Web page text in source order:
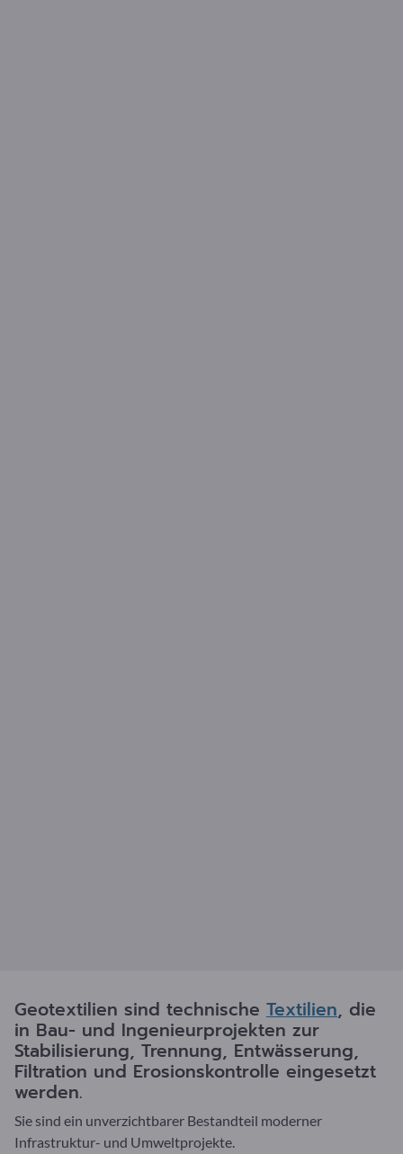
Geotextilien sind technische Textilien, die
in Bau- und Ingenieurprojekten zur
Stabilisierung, Trennung, Entwässerung,
Filtration und Erosionskontrolle eingesetzt
werden.
Sie sind ein unverzichtbarer Bestandteil moderner
Infrastruktur- und Umweltprojekte.